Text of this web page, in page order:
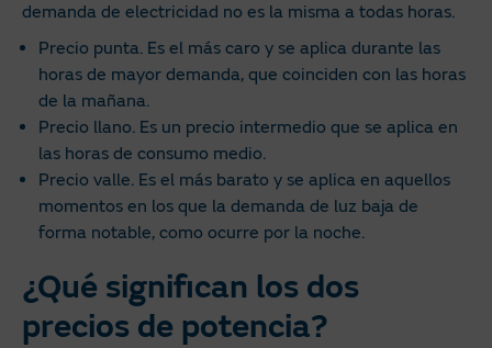
demanda de electricidad no es la misma a todas horas.
Precio punta. Es el más caro y se aplica durante las
horas de mayor demanda, que coinciden con las horas
de la mañana.
Precio llano. Es un precio intermedio que se aplica en
las horas de consumo medio.
Precio valle. Es el más barato y se aplica en aquellos
momentos en los que la demanda de luz baja de
forma notable, como ocurre por la noche.
¿Qué significan los dos
precios de potencia?